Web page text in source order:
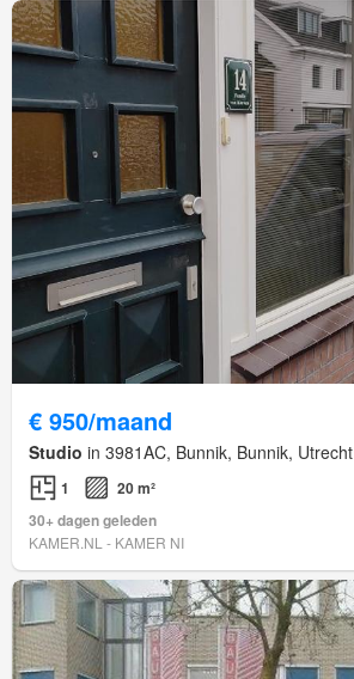
€ 950/maand
Studio in 3981AC, Bunnik, Bunnik, Utrecht
1
20 m²
30+ dagen geleden
KAMER.NL - KAMER NI